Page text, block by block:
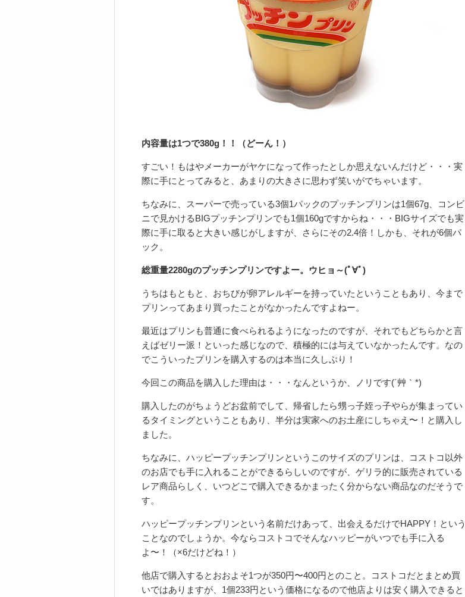
内容量は1つで380g！！（どーん！）
すごい！もはやメーカーがヤケになって作ったとしか思えないんだけど・・・実
際に手にとってみると、あまりの大きさに思わず笑いがでちゃいます。
ちなみに、スーパーで売っている3個1パックのプッチンプリンは1個67g、コンビ
ニで見かけるBIGプッチンプリンでも1個160gですからね・・・BIGサイズでも実
際に手に取ると大きい感じがしますが、さらにその2.4倍！しかも、それが6個パ
ック。
総重量2280gのプッチンプリンですよー。ウヒョ～(ﾟ∀ﾟ)
うちはもともと、おちびが卵アレルギーを持っていたということもあり、今まで
プリンってあまり買ったことがなかったんですよねー。
最近はプリンも普通に食べられるようになったのですが、それでもどちらかと言
えばゼリー派！といった感じなので、積極的には与えていなかったんです。なの
でこういったプリンを購入するのは本当に久しぶり！
今回この商品を購入した理由は・・・なんというか、ノリです(´艸｀*)
購入したのがちょうどお盆前でして、帰省したら甥っ子姪っ子やらが集まってい
るタイミングということもあり、半分は実家へのお土産にしちゃえ〜！と購入し
ました。
ちなみに、ハッピープッチンプリンというこのサイズのプリンは、コストコ以外
のお店でも手に入れることができるらしいのですが、ゲリラ的に販売されている
レア商品らしく、いつどこで購入できるかまったく分からない商品なのだそうで
す。
ハッピープッチンプリンという名前だけあって、出会えるだけでHAPPY！という
ことなのでしょうか。今ならコストコでそんなハッピーがいつでも手に入る
よ〜！（×6だけどね！）
他店で購入するとおおよそ1つが350円〜400円とのこと。コストコだとまとめ買
いではありますが、1個233円という価格になるので他店よりは安く購入できると